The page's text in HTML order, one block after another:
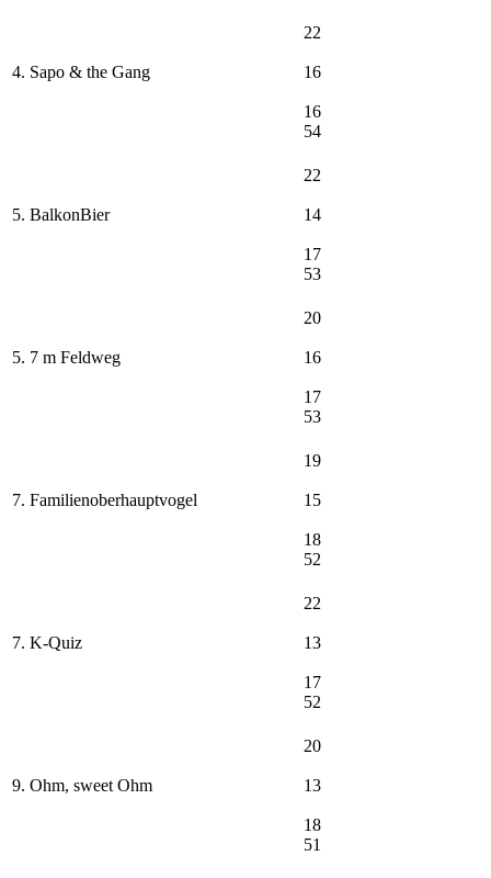
4. Sapo & the Gang
22
16
16
54
5. BalkonBier
22
14
17
53
5. 7 m Feldweg
20
16
17
53
7. Familienoberhauptvogel
19
15
18
52
7. K-Quiz
22
13
17
52
9. Ohm, sweet Ohm
20
13
18
51